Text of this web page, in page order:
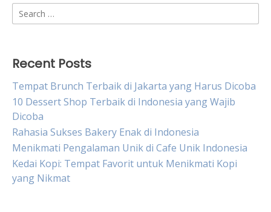
Search
for:
Recent Posts
Tempat Brunch Terbaik di Jakarta yang Harus Dicoba
10 Dessert Shop Terbaik di Indonesia yang Wajib
Dicoba
Rahasia Sukses Bakery Enak di Indonesia
Menikmati Pengalaman Unik di Cafe Unik Indonesia
Kedai Kopi: Tempat Favorit untuk Menikmati Kopi
yang Nikmat